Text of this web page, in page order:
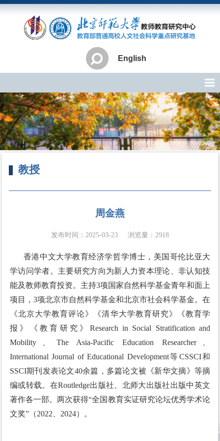
English
返回
毕业去向
校友风采
教授
师资队伍
周金燕
发布时间：2025-03-23 浏览量： 2918
香港中文大学教育经济学哲学博士，美国哥伦比亚大
学访问学者。主要研究方向为新人力资本理论、非认知技
能及教师教育投资。主持3项国家自然科学基金青年和面上
项目，3项北京市自然科学基金和北京市社会科学基金。在
《北京大学教育评论》《清华大学教育研究》《教育学
报》《教育研究》Research in Social Stratification and
Mobility、The Asia-Pacific Education Researcher、
International Journal of Educational Development等CSSCI和
SSCI期刊发表论文40余篇，多篇论文被《新华文摘》等摘
编或转载。在Routledge出版社、北师大出版社出版中英文
著作各一部。两次获得“全国教育实证研究论坛优秀学术论
文奖”（2022、2024）。